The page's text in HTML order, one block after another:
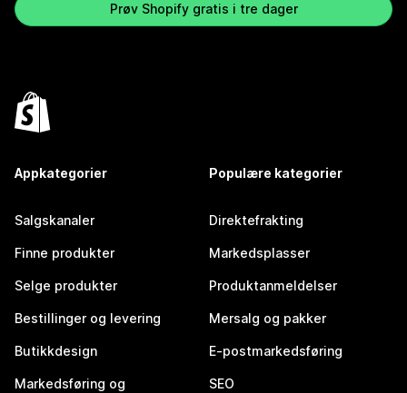
Prøv Shopify gratis i tre dager
Appkategorier
Salgskanaler
Finne produkter
Selge produkter
Bestillinger og levering
Butikkdesign
Markedsføring og
Populære kategorier
Direktefrakting
Markedsplasser
Produktanmeldelser
Mersalg og pakker
E-postmarkedsføring
SEO